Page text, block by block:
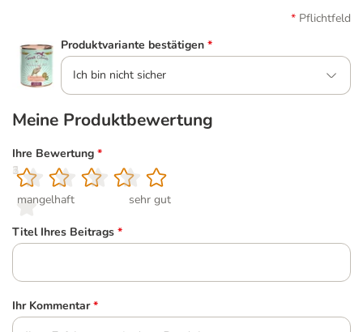
Pflichtfeld
Produktvariante bestätigen *
Ich bin nicht sicher
Meine Produktbewertung
Ihre Bewertung *
1
mangelhaft
2
3
4
5
sehr gut
Titel Ihres Beitrags *
Ihr Kommentar *